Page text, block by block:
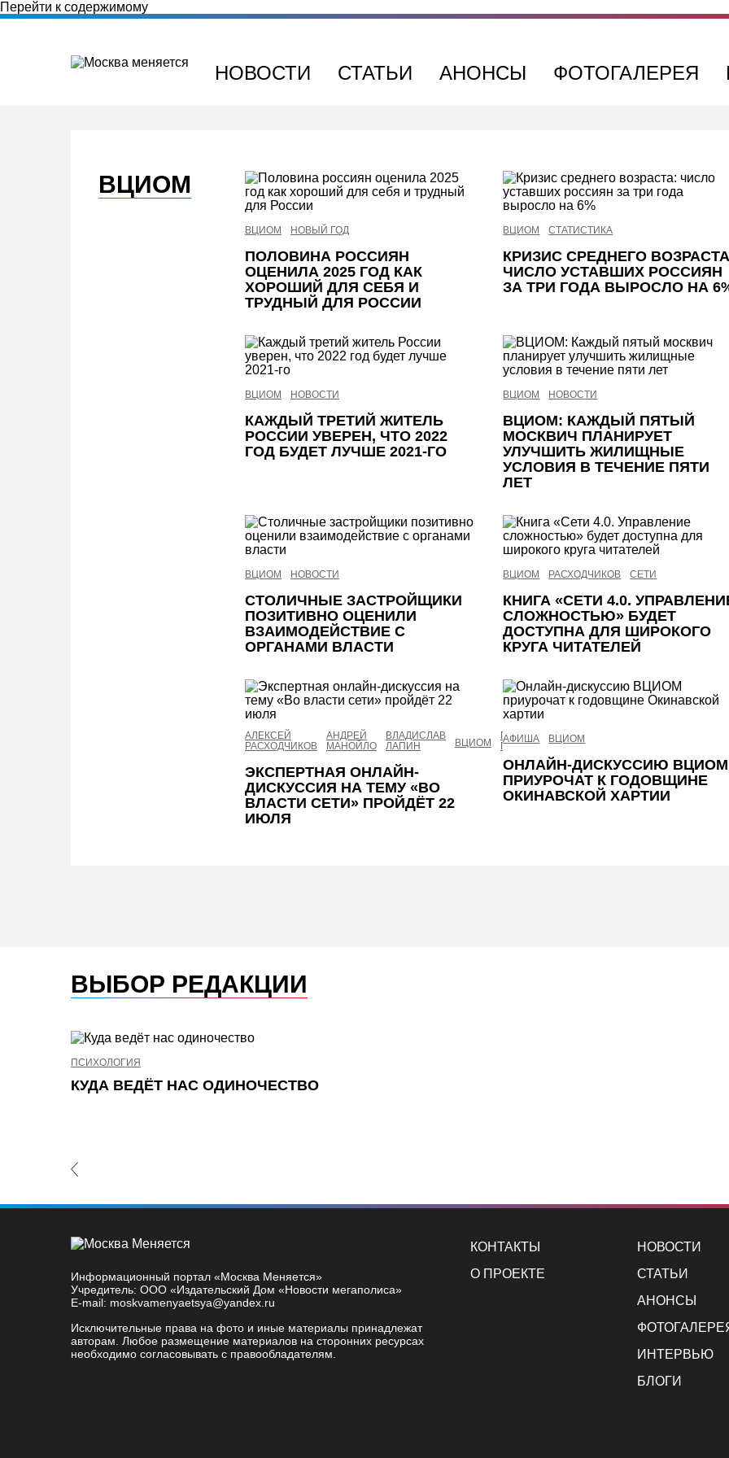
Перейти к содержимому
НОВОСТИ СТАТЬИ АНОНСЫ ФОТОГАЛЕРЕЯ
ВЦИОМ
ВЦИОМ НОВЫЙ ГОД
ПОЛОВИНА РОССИЯН
ОЦЕНИЛА 2025 ГОД КАК
ХОРОШИЙ ДЛЯ СЕБЯ И
ТРУДНЫЙ ДЛЯ РОССИИ
ВЦИОМ СТАТИСТИКА
КРИЗИС СРЕДНЕГО
ЧИСЛО УСТАВШИХ РОССИЯН
ЗА ТРИ ГОДА ВЫРОСЛО НА
ВЦИОМ НОВОСТИ
КАЖДЫЙ ТРЕТИЙ ЖИТЕЛЬ
РОССИИ УВЕРЕН, ЧТО 2022
ГОД БУДЕТ ЛУЧШЕ 2021-ГО
ВЦИОМ НОВОСТИ
ВЦИОМ: КАЖДЫЙ ПЯТЫЙ
МОСКВИЧ ПЛАНИРУЕТ
УЛУЧШИТЬ ЖИЛИЩНЫЕ
УСЛОВИЯ В ТЕЧЕНИЕ ПЯТИ
ЛЕТ
ВЦИОМ НОВОСТИ
СТОЛИЧНЫЕ ЗАСТРОЙЩИКИ
ПОЗИТИВНО ОЦЕНИЛИ
ВЗАИМОДЕЙСТВИЕ С
ОРГАНАМИ ВЛАСТИ
ВЦИОМ РАСХОДЧИКОВ СЕТИ
КНИГА «СЕТИ 4.0.
СЛОЖНОСТЬЮ» БУДЕТ
ДОСТУПНА ДЛЯ ШИРОКОГО
КРУГА ЧИТАТЕЛЕЙ
АЛЕКСЕЙ
РАСХОДЧИКОВ
АНДРЕЙ
МАНОЙЛО
ВЛАДИСЛАВ
ЛАПИН
ВЦИОМ
ГАЛИНА
ГРАДОСЕЛЬСКАЯ
ЭКСПЕРТНАЯ ОНЛАЙН-
ДИСКУССИЯ НА ТЕМУ «ВО
ВЛАСТИ СЕТИ» ПРОЙДЁТ 22
ИЮЛЯ
АФИША ВЦИОМ
ОНЛАЙН-ДИСКУССИЮ ВЦИОМ
ПРИУРОЧАТ К ГОДОВЩИНЕ
ОКИНАВСКОЙ ХАРТИИ
ВЫБОР РЕДАКЦИИ
ПСИХОЛОГИЯ
КУДА ВЕДЁТ НАС ОДИНОЧЕСТВО
Slide
Информационный портал «Москва Меняется»
Учредитель: ООО «Издательский Дом «Новости мегаполиса»
E-mail: moskvamenyaetsya@yandex.ru
Исключительные права на фото и иные материалы принадлежат
авторам. Любое размещение материалов на сторонних ресурсах
необходимо согласовывать с правообладателям.
КОНТАКТЫ
О ПРОЕКТЕ
НОВОСТИ
СТАТЬИ
АНОНСЫ
ИНТЕРВЬЮ
БЛОГИ